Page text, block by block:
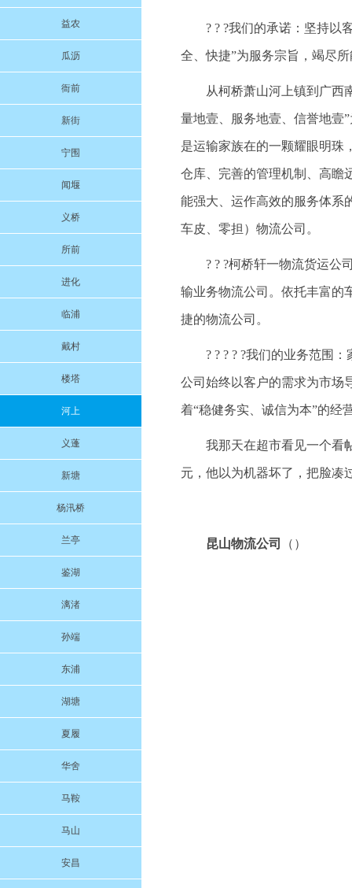
益农
瓜沥
衙前
新街
宁围
闻堰
义桥
所前
进化
临浦
戴村
楼塔
河上
义蓬
新塘
杨汛桥
兰亭
鉴湖
漓渚
孙端
东浦
湖塘
夏履
华舍
马鞍
马山
安昌
? ? ?我们的承诺：坚持以
全、快捷”为服务宗旨，竭尽
从柯桥萧山河上镇到广西
量地壹、服务地壹、信誉地壹
是运输家族在的一颗耀眼明珠
仓库、完善的管理机制、高瞻
能强大、运作高效的服务体系
车皮、零担）物流公司。
? ? ?柯桥轩一物流货运公
输业务物流公司。依托丰富的
捷的物流公司。
? ? ? ? ?我们的业务范围
公司始终以客户的需求为市场
着“稳健务实、诚信为本”的经
我那天在超市看见一个看
元，他以为机器坏了，把脸凑
昆山物流公司 （）